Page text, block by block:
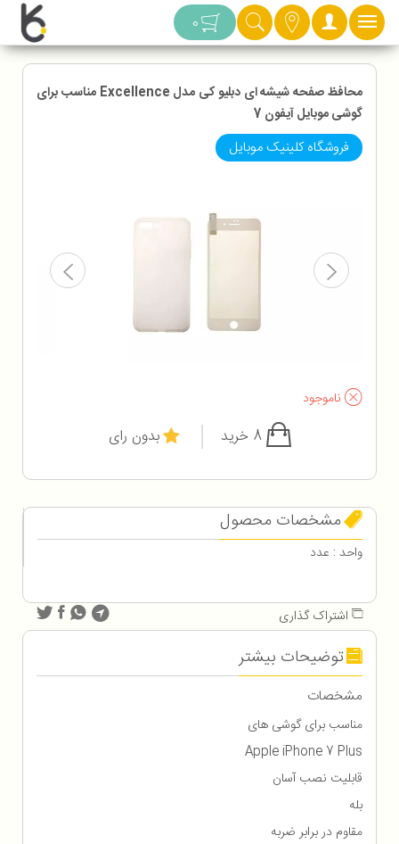
دسته بندی 0
محافظ صفحه شیشه ای دبلیو کی مدل Excellence مناسب برای
گوشی موبایل آیفون 7
فروشگاه کلینیک موبایل
ناموجود
8 خرید بدون رای
مشخصات محصول
واحد : عدد
اشتراک گذاری
توضیحات بیشتر
مشخصات
مناسب برای گوشی های
Apple iPhone 7 Plus
قابلیت نصب آسان
بله
مقاوم در برابر ضربه